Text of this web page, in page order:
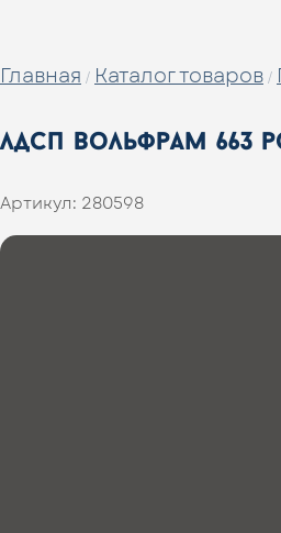
Главная / Каталог товаров /
лдсп вольфрам 663
Артикул: 280598